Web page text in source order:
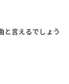
と言えるでしょう